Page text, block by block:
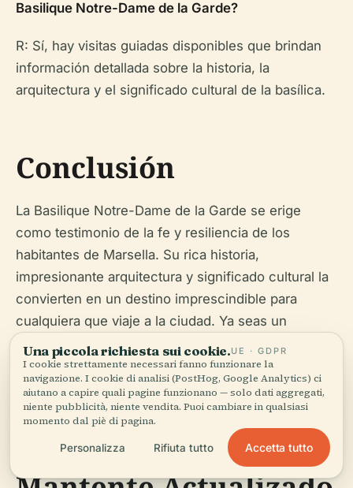
Basilique Notre-Dame de la Garde?
R: Sí, hay visitas guiadas disponibles que brindan
información detallada sobre la historia, la
arquitectura y el significado cultural de la basílica.
Conclusión
La Basilique Notre-Dame de la Garde se erige
como testimonio de la fe y resiliencia de los
habitantes de Marsella. Su rica historia,
impresionante arquitectura y significado cultural la
convierten en un destino imprescindible para
cualquiera que viaje a la ciudad. Ya seas un
peregrino que busca consuelo espiritual o un
turista ansioso por explorar el patrimonio de
Marsella, la basílica ofrece una experiencia única e
inolvidable.
Una piccola richiesta sui cookie.UE · GDPR
I cookie strettamente necessari fanno funzionare la
navigazione. I cookie di analisi (PostHog, Google Analytics) ci
aiutano a capire quali pagine funzionano — solo dati aggregati,
niente pubblicità, niente vendita. Puoi cambiare in qualsiasi
momento dal piè di pagina.
Personalizza Rifiuta tutto Accetta tutto